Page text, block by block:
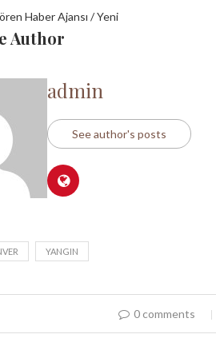
Haber Ajansı / Yeni
Author
admin
See author's posts
YANGIN
0 comments